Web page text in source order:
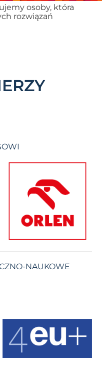
osoby, która
rozwiązań
NAUKOWE